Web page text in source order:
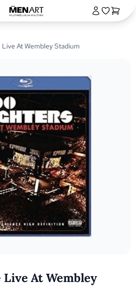
At Wembley Stadium
At Wembley